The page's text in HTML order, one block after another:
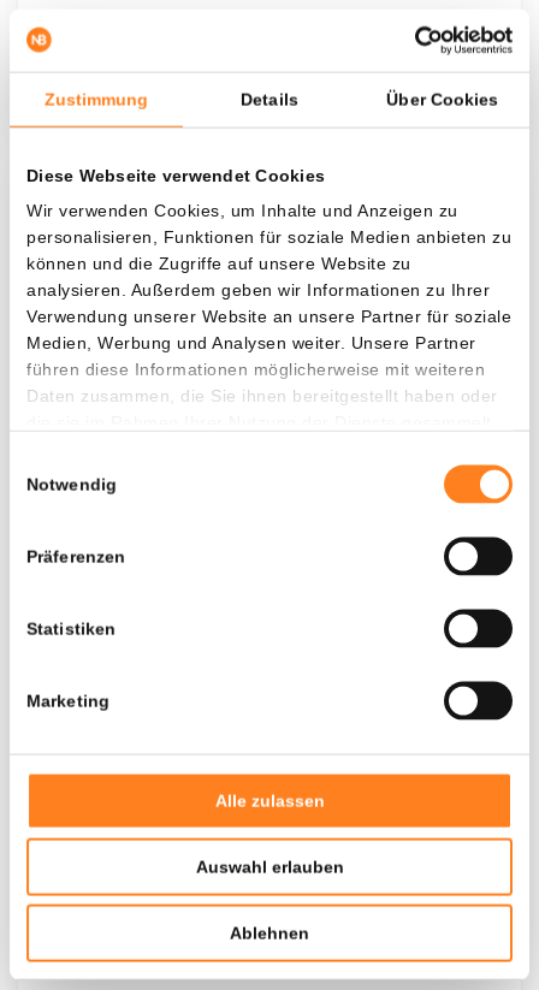
Zustimmung Details Über Cookies
Diese Webseite verwendet Cookies
Wir verwenden Cookies, um Inhalte und Anzeigen zu
personalisieren, Funktionen für soziale Medien anbieten zu
können und die Zugriffe auf unsere Website zu
analysieren. Außerdem geben wir Informationen zu Ihrer
Verwendung unserer Website an unsere Partner für soziale
Medien, Werbung und Analysen weiter. Unsere Partner
führen diese Informationen möglicherweise mit weiteren
Daten zusammen, die Sie ihnen bereitgestellt haben oder
Notwendig
Präferenzen
Statistiken
Marketing
Alle zulassen
Auswahl erlauben
Ablehnen
Was, wenn ich...?
Zie hoeveel waarde je vandaag zou hebben als
je dollar-cost averaging had toegepast op
verschillende cryptocurrencies.
Hätte investiert In
$
Door een fout konden er geen gegevens worden
opgehaald, probeer het later opnieuw.
2,10%